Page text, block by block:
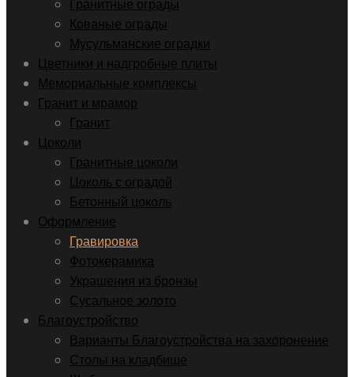
Гранитные ограды
Кованые ограды
Мусульманские оградки
Цветники и надгробные плиты
Мемориальные комплексы
Гранит и мрамор
Гранит
Цоколи
Гранитные цоколи
Цоколь с оградой
Бетонный цоколь
Оформление
Гравировка
Фотокерамика
Украшения из бронзы
Сусальное золото
Благоустройство
Варианты Благоустройства на захоронение
Столы на кладбище